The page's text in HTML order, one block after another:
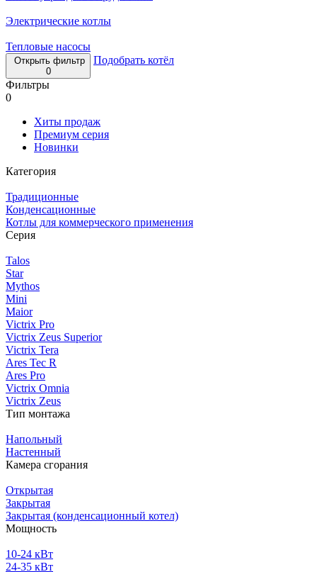
Электрические котлы
Тепловые насосы
Открыть фильтр
0
Подобрать котёл
Фильтры
0
Хиты продаж
Премиум серия
Новинки
Категория
Традиционные
Конденсационные
Котлы для коммерческого применения
Серия
Talos
Star
Mythos
Mini
Maior
Victrix Pro
Victrix Zeus Superior
Victrix Tera
Ares Tec R
Ares Pro
Victrix Omnia
Victrix Zeus
Тип монтажа
Напольный
Настенный
Камера сгорания
Открытая
Закрытая
Закрытая (конденсационный котел)
Мощность
10-24 кВт
24-35 кВт